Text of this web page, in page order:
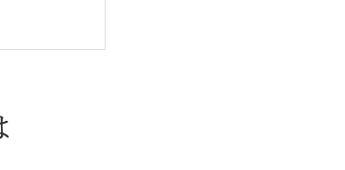
連性
家が解説
ト
的